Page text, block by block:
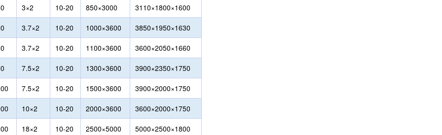
3×2 10-20 850×3000 3110×1800×1600
3.7×2 10-20 1000×3600 3850×1950×1630
3.7×2 10-20 1100×3600 3600×2050×1660
7.5×2 10-20 1300×3600 3900×2350×1750
7.5×2 10-20 1500×3600 3900×2000×1750
10×2 10-20 2000×3600 3600×2000×1750
18×2 10-20 2500×5000 5000×2500×1800